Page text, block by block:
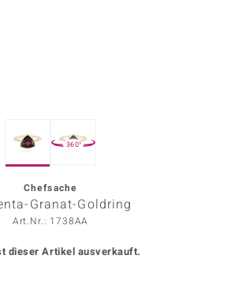
360°
Chefsache
Granat-Goldring
Art.Nr.: 1738AA
dieser Artikel ausverkauft.